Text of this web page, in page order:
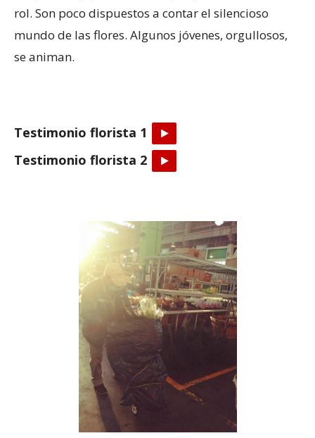
rol. Son poco dispuestos a contar el silencioso
mundo de las flores. Algunos jóvenes, orgullosos,
se animan.
Testimonio florista 1
Testimonio florista 2